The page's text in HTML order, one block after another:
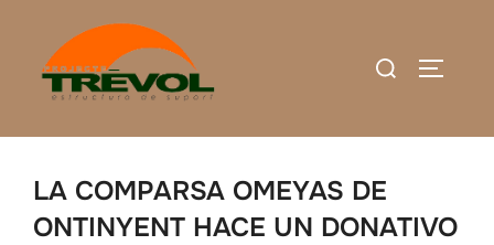
contenido
Buscar:
LA COMPARSA OMEYAS DE
ONTINYENT HACE UN DONATIVO